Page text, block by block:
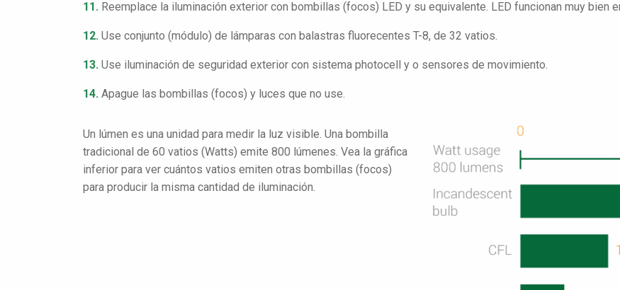
11. Reemplace la iluminación exterior con bombillas (focos) LED y su equivalente. LED funcionan muy bien
12. Use conjunto (módulo) de lámparas con balastras fluorecentes T-8, de 32 vatios.
13. Use iluminación de seguridad exterior con sistema photocell y o sensores de movimiento.
14. Apague las bombillas (focos) y luces que no use.
Un lúmen es una unidad para medir la luz visible. Una bombilla
tradicional de 60 vatios (Watts) emite 800 lúmenes. Vea la gráfica
inferior para ver cuántos vatios emiten otras bombillas (focos)
para producir la misma cantidad de iluminación.